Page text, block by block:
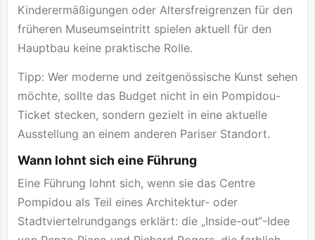
Kinderermäßigungen oder Altersfreigrenzen für den
früheren Museumseintritt spielen aktuell für den
Hauptbau keine praktische Rolle.
Tipp: Wer moderne und zeitgenössische Kunst sehen
möchte, sollte das Budget nicht in ein Pompidou-
Ticket stecken, sondern gezielt in eine aktuelle
Ausstellung an einem anderen Pariser Standort.
Wann lohnt sich eine Führung
Eine Führung lohnt sich, wenn sie das Centre
Pompidou als Teil eines Architektur- oder
Stadtviertelrundgangs erklärt: die „Inside-out“-Idee